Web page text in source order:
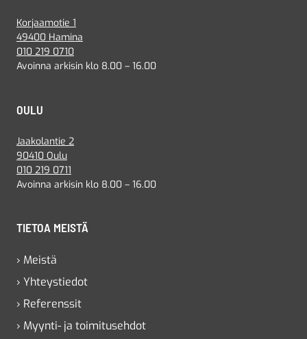
Korjaamotie 1
49400 Hamina
010 219 0710
Avoinna arkisin klo 8.00 – 16.00
OULU
Jaakolantie 2
90410 Oulu
010 219 0711
Avoinna arkisin klo 8.00 – 16.00
TIETOA MEISTÄ
› Meistä
› Yhteystiedot
› Referenssit
› Myynti- ja toimitusehdot